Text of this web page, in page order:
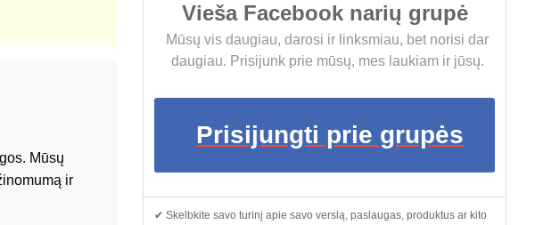
Mūsų
ir
Vieša Facebook narių grupė
Mūsų vis daugiau, darosi ir linksmiau, bet norisi dar
daugiau. Prisijunk prie mūsų, mes laukiam ir jūsų.
Prisijungti prie grupės
✔ Skelbkite savo turinį apie savo verslą, paslaugas, produktus ar kito